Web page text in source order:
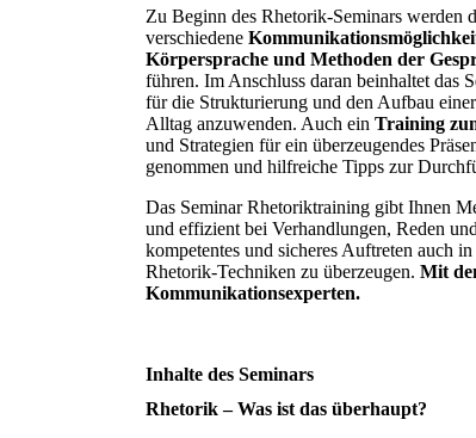
Zu Beginn des Rhetorik-Seminars werden
verschiedene
Körpersprache und Methoden der
führen. Im Anschluss daran beinhaltet das
für die Strukturierung und den Aufbau
Alltag anzuwenden. Auch ein Training
und Strategien für ein überzeugendes
genommen und hilfreiche Tipps zur
Das Seminar Rhetoriktraining gibt Ihnen
und effizient bei Verhandlungen, Reden
kompetentes und sicheres Auftreten auch
Rhetorik-Techniken zu überzeugen. Mit
Kommunikationsexperten.
Inhalte des Seminars
Rhetorik – Was ist das überhaupt?